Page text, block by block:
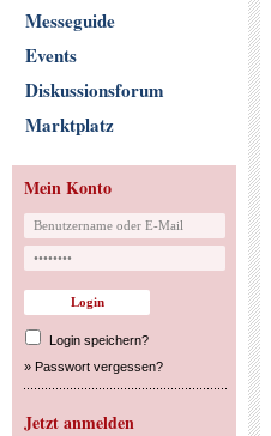
Messeguide
Events
Diskussionsforum
Marktplatz
Mein Konto
Login speichern?
» Passwort vergessen?
Jetzt anmelden